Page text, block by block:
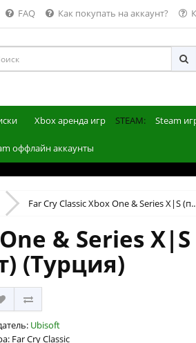
FAQ Как покупать на аккаунт?
Xbox аренда игр STEAM: Steam
оффлайн аккаунты
Far Cry Classic Xbox One & Series X|S
& Series
(Турция)
Ubisoft
Far Cry Classic